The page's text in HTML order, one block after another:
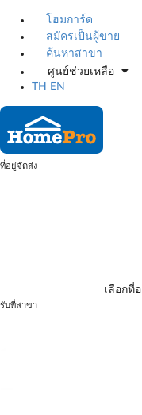
โฮมการ์ด
สมัครเป็นผู้ขาย
ค้นหาสาขา
ศูนย์ช่วยเหลือ
TH
EN
ที่อยู่จัดส่ง
เลือกที่
รับที่สาขา